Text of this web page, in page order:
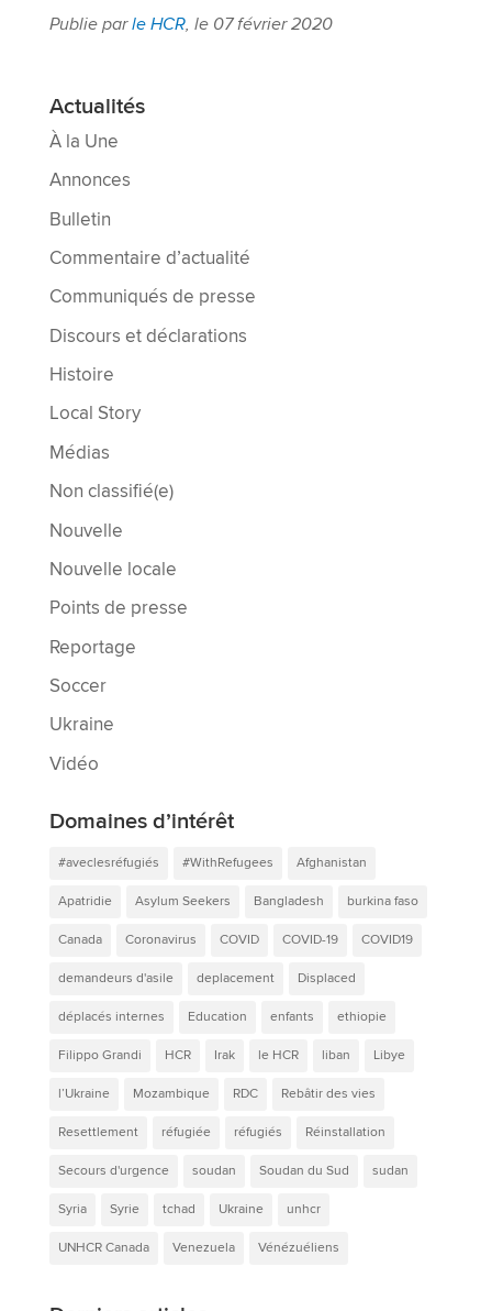
Publie parle HCR, le 07 février 2020
Actualités
À la Une
Annonces
Bulletin
Commentaire d’actualité
Communiqués de presse
Discours et déclarations
Histoire
Local Story
Médias
Non classifié(e)
Nouvelle
Nouvelle locale
Points de presse
Reportage
Soccer
Ukraine
Vidéo
Domaines d’intérêt
#aveclesréfugiés #WithRefugees Afghanistan
Apatridie Asylum Seekers Bangladesh burkina faso
Canada Coronavirus COVID COVID-19 COVID19
demandeurs d'asile deplacement Displaced
déplacés internes Education enfants ethiopie
Filippo Grandi HCR Irak le HCR liban Libye
l’Ukraine Mozambique RDC Rebâtir des vies
Resettlement réfugiée réfugiés Réinstallation
Secours d'urgence soudan Soudan du Sud sudan
Syria Syrie tchad Ukraine unhcr
UNHCR Canada Venezuela Vénézuéliens